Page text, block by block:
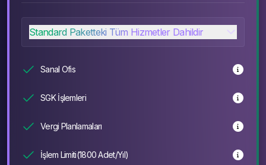
Standard Paketteki Tüm Hizmetler Dahildir
Sanal Ofis
SGK İşlemleri
Vergi Planlamaları
İşlem Limiti(1800 Adet/Yıl)